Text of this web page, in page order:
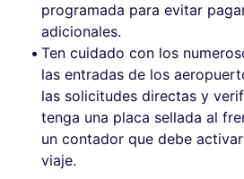
programada para evitar
adicionales.
Ten cuidado con los
las entradas de los
las solicitudes directas y
tenga una placa sellada al
un contador que debe
viaje.